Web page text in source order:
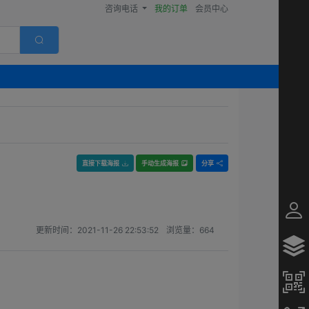
咨询电话 我的订单 会员中心
直接下载海报 手动生成海报 分享
更新时间： 2021-11-26 22:53:52 浏览量： 664